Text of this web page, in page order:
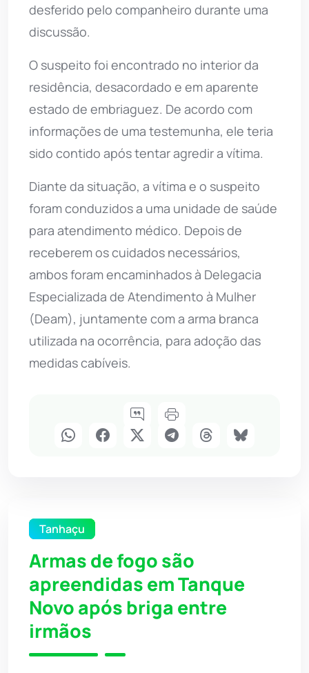
desferido pelo companheiro durante uma
discussão.
O suspeito foi encontrado no interior da
residência, desacordado e em aparente
estado de embriaguez. De acordo com
informações de uma testemunha, ele teria
sido contido após tentar agredir a vítima.
Diante da situação, a vítima e o suspeito
foram conduzidos a uma unidade de saúde
para atendimento médico. Depois de
receberem os cuidados necessários,
ambos foram encaminhados à Delegacia
Especializada de Atendimento à Mulher
(Deam), juntamente com a arma branca
utilizada na ocorrência, para adoção das
medidas cabíveis.
Tanhaçu
Armas de fogo são
apreendidas em Tanque
Novo após briga entre
irmãos